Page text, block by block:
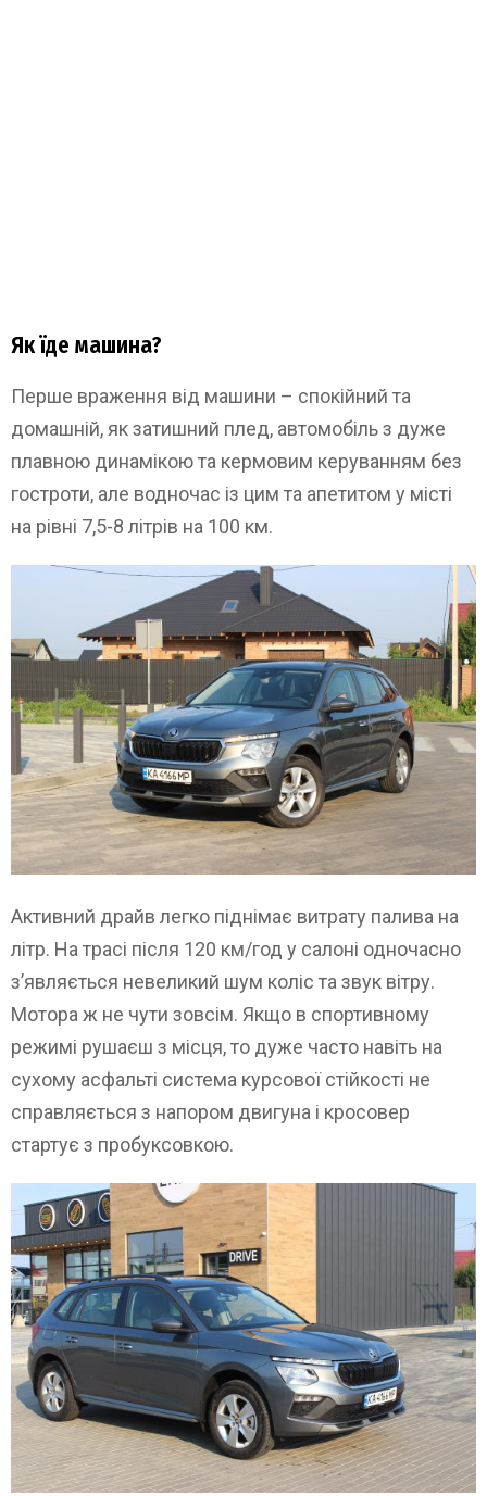
Як їде машина?
Перше враження від машини – спокійний та
домашній, як затишний плед, автомобіль з дуже
плавною динамікою та кермовим керуванням без
гостроти, але водночас із цим та апетитом у місті
на рівні 7,5-8 літрів на 100 км.
Активний драйв легко піднімає витрату палива на
літр. На трасі після 120 км/год у салоні одночасно
з’являється невеликий шум коліс та звук вітру.
Мотора ж не чути зовсім. Якщо в спортивному
режимі рушаєш з місця, то дуже часто навіть на
сухому асфальті система курсової стійкості не
справляється з напором двигуна і кросовер
стартує з пробуксовкою.